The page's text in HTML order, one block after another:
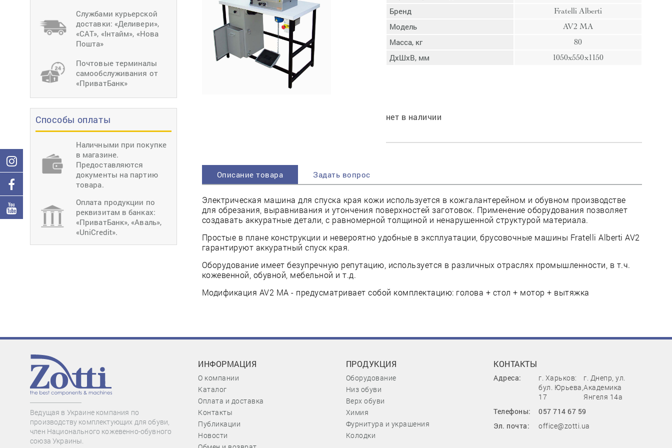
оборудование
Загибка деталей
Вставка фурнитуры
Ерошка подошвы
пучковой части
Увлажнение пятки
Затяжка пяточной
части
Доводка заготовки
Отметка следа
Шершевание следа
пресс
Иглы
Службами курьерской
доставки: «Деливери»,
«САТ», «Інтайм», «Нова
Пошта»
Почтовые терминалы
самообслуживания от
«ПриватБанк»
Способы оплаты
Наличными при покупке
в магазине.
Предоставляются
документы на партию
товара.
Оплата продукции по
реквизитам в банках:
«ПриватБанк», «Аваль»,
«UniCredit».
Бренд Fratelli Alberti
Модель AV2 MA
Масса, кг 80
ДхШхВ, мм 1050x550x1150
нет в наличии
Описание товара Задать вопрос
Электрическая машина для спуска края кожи используется в кожгалантерейном и обувном производстве
для обрезания, выравнивания и утончения поверхностей заготовок. Применение оборудования позволяет
создавать аккуратные детали, с равномерной толщиной и ненарушенной структурой материала.
Простые в плане конструкции и невероятно удобные в эксплуатации, брусовочные машины Fratelli Alberti AV2
гарантируют аккуратный спуск края.
Оборудование имеет безупречную репутацию, используется в различных отраслях промышленности, в т.ч.
кожевенной, обувной, мебельной и т.д.
Модификация AV2 MA - предусматривает собой комплектацию: голова + стол + мотор + вытяжка
Ведущая в Украине компания по
производству комплектующих для обуви,
член Национального кожевенно-обувного
союза Украины.
ИНФОРМАЦИЯ
О компании
Каталог
Оплата и доставка
Контакты
Публикации
Новости
ПРОДУКЦИЯ
Оборудование
Низ обуви
Верх обуви
Химия
Фурнитура и украшения
Колодки
КОНТАКТЫ
Адреса:
г. Харьков:
бул. Юрьева,
17
г. Днепр, ул.
Академика
Янгеля 14а
Телефоны:
057 714 67 59
Эл. почта:
office@zotti.ua